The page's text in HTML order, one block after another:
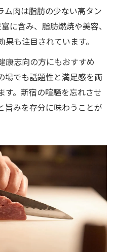
酒屋ジンギスカンの人
ンギスカンの魅力とは
なる時間を過ごす方法
味わう贅沢な時間の過
ジンギスカンの楽しみ
する大人の贅沢体験
ジンギスカンの楽しみ
居酒屋で堪能する秘訣
ム肉は脂肪の少ない高タン
に含み、脂肪燃焼や美容、
も注目されています。
康志向の方にもおすすめ
場でも話題性と満足感を両
す。新宿の喧騒を忘れさせ
旨みを存分に味わうことが